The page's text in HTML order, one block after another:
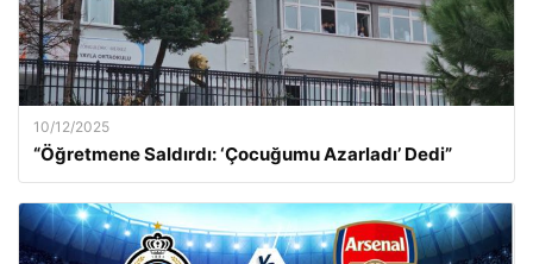
10/12/2025
“Öğretmene Saldırdı: ‘Çocuğumu Azarladı’ Dedi”